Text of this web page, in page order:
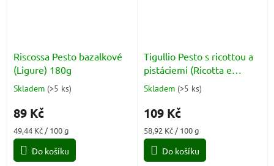
Riscossa Pesto bazalkové
(Ligure) 180g
Průměrné
produktu
5,0
5
Skladem (>5 ks)
89 Kč
Měrná
cena:
49,44 Kč / 100 g
Do košíku
Tigullio Pesto s ricottou a
pistáciemi (Ricotta e
Pistacchio) 185g
Průměrné
produktu
5,0
5
Skladem (>5 ks)
109 Kč
Měrná
cena:
58,92 Kč / 100 g
Do košíku